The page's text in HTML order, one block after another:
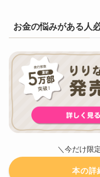
お金の悩みがある人
＼今だけ限
本の詳